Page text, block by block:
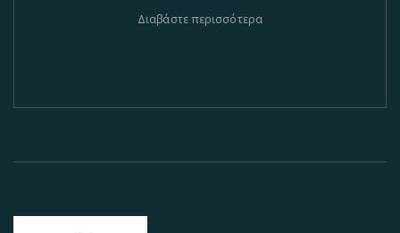
Διαβάστε περισσότερα